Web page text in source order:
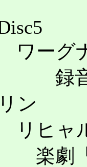
ーグナ
音
ン
ヒャル
劇「サ